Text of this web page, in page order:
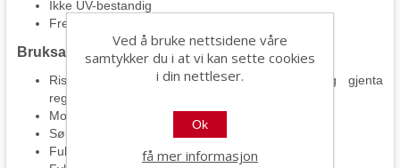
Ikke UV-bestandig
Freonfritt – skånsomt for miljøet
Bruksanvisning
Rist boksen godt i minst 20 sekunder, og gjenta
regelmessig under bruk
Monter pistolen på adapteren
Sørg for rene, støv- og fettfrie overflater
Fukt underlaget lett før påføring
Ved å bruke nettsidene våre
samtykker du i at vi kan sette cookies
i din nettleser.
Ok
få mer informasjon